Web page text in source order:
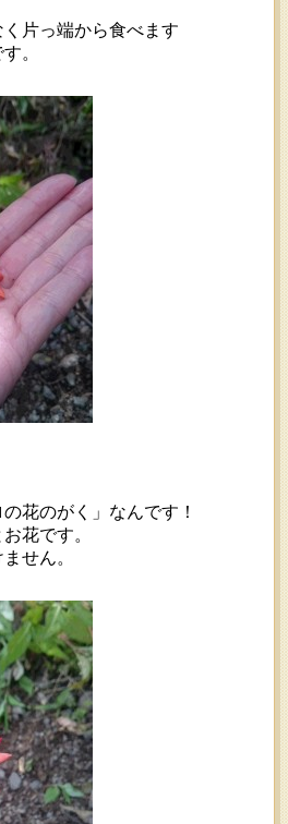
く片っ端から食べます
。
花のがく」なんです！
花です。
せん。